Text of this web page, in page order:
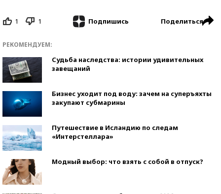
1 1 Подпишись Поделиться
РЕКОМЕНДУЕМ:
Судьба наследства: истории удивительных
завещаний
Бизнес уходит под воду: зачем на суперъяхты
закупают субмарины
Путешествие в Исландию по следам
«Интерстеллара»
Модный выбор: что взять с собой в отпуск?